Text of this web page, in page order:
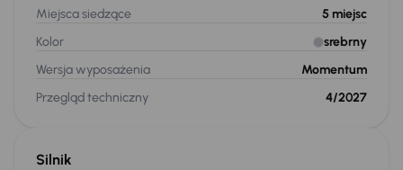
Miejsca siedzące
5 miejsc
Kolor
srebrny
Wersja wyposażenia
Momentum
Przegląd techniczny
4/2027
Silnik